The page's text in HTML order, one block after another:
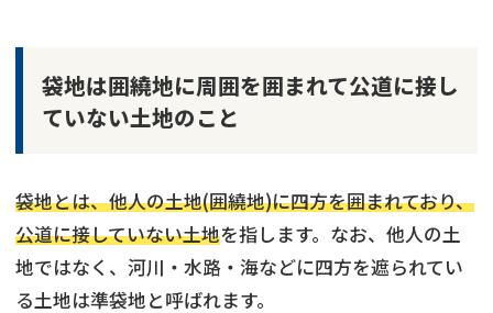
袋地は囲繞地に周囲を囲まれて公道に接し
ていない土地のこと
袋地とは、他人の土地(囲繞地)に四方を囲まれており、
公道に接していない土地を指します。なお、他人の土
地ではなく、河川・水路・海などに四方を遮られてい
る土地は準袋地と呼ばれます。